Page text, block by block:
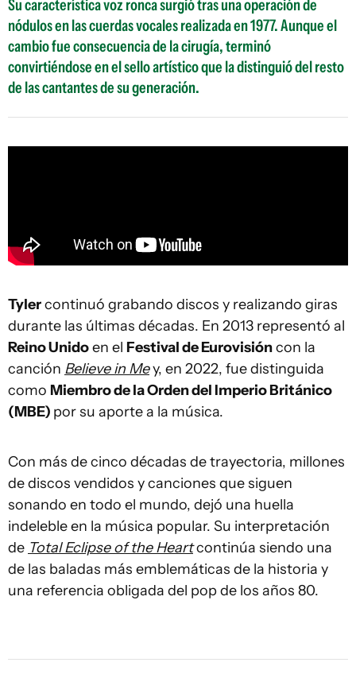
Su característica voz ronca surgió tras una operación de
nódulos en las cuerdas vocales realizada en 1977. Aunque el
cambio fue consecuencia de la cirugía, terminó
convirtiéndose en el sello artístico que la distinguió del resto
de las cantantes de su generación.
Tylercontinuó grabando discos y realizando giras
durante las últimas décadas. En 2013 representó al
Reino Unidoen el Festival de Eurovisióncon la
canción Believe in Mey, en 2022, fue distinguida
como Miembro de la Orden del Imperio Británico
(MBE) por su aporte a la música.
Con más de cinco décadas de trayectoria, millones
de discos vendidos y canciones que siguen
sonando en todo el mundo, dejó una huella
indeleble en la música popular. Su interpretación
de Total Eclipse of the Heartcontinúa siendo una
de las baladas más emblemáticas de la historia y
una referencia obligada del pop de los años 80.